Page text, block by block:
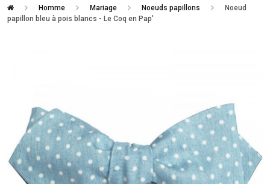
Homme Mariage Noeuds papillons
Noeud
papillon bleu à pois blancs - Le Coq en Pap'